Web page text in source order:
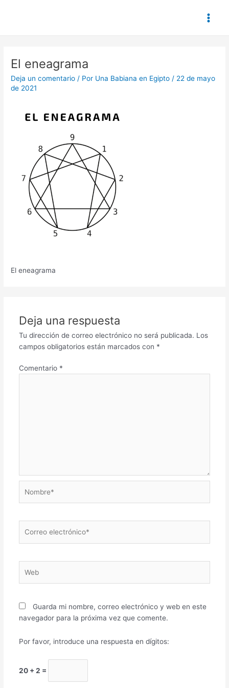
El eneagrama
Deja un comentario / Por Una Babiana en Egipto / 22 de mayo
de 2021
El eneagrama
Deja una respuesta
Tu dirección de correo electrónico no será publicada. Los
campos obligatorios están marcados con *
Comentario *
electrónico*
Guarda mi nombre, correo electrónico y web en este
navegador para la próxima vez que comente.
Por favor, introduce una respuesta en dígitos:
20 + 2 =